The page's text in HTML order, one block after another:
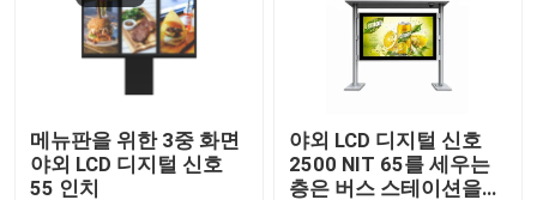
동영상
메뉴판을 위한 3중 화면
야외 LCD 디지털 신호
55 인치
야외 LCD 디지털 신호
2500 NIT 65를 세우는
층은 버스 스테이션을